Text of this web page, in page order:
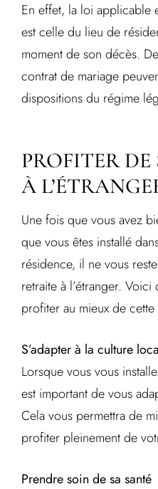
En effet, la loi applicable
est celle du lieu de
moment de son décès.
contrat de mariage
dispositions du régime
PROFITER
À
Une fois que vous avez
que vous êtes installé
résidence, il ne vous
retraite à l’étranger.
profiter au mieux de
S’adapter à la culture
Lorsque vous vous
est important de vous
Cela vous permettra de
profiter pleinement de
Prendre soin de sa santé